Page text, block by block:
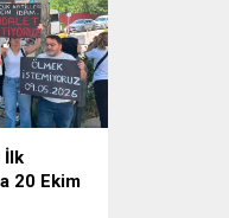
İlk
20 Ekim